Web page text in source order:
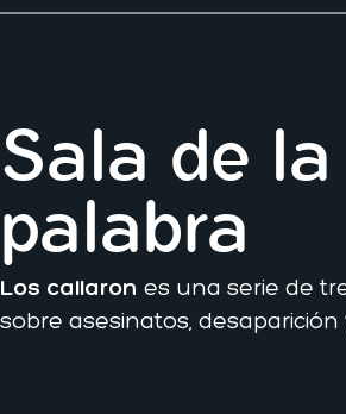
Sala de la
palabra
Los callaron es una serie de
sobre asesinatos, desaparición